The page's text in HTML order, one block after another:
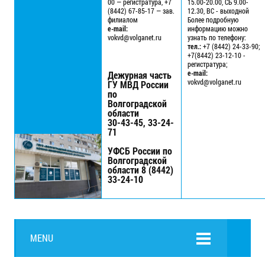
(8442) 67-85-17 — зав.
филиалом
e-mail:
vokvd@volganet.ru
Дежурная часть
ГУ МВД России
по
Волгоградской
области
30-43-45, 33-24-
71
УФСБ России по
Волгоградской
области 8 (8442)
33-24-10
12.30, ВС - выходной
Более подробную
информацию можно
узнать по телефону:
тел.:+7 (8442) 24-33-90;
+7(8442) 23-12-10 -
регистратура;
e-mail:
vokvd@volganet.ru
MENU